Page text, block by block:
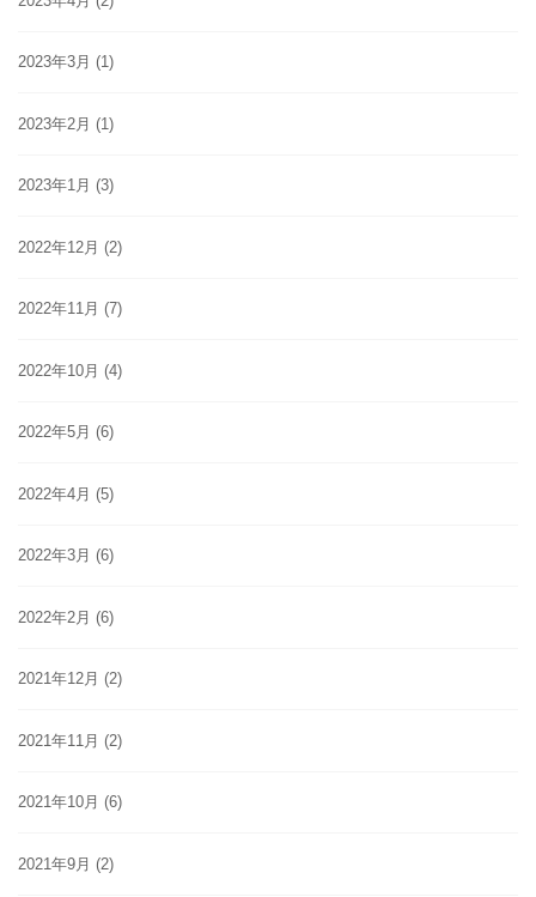
2023年3月 (1)
2023年2月 (1)
2023年1月 (3)
2022年12月 (2)
2022年11月 (7)
2022年10月 (4)
2022年5月 (6)
2022年4月 (5)
2022年3月 (6)
2022年2月 (6)
2021年12月 (2)
2021年11月 (2)
2021年10月 (6)
2021年9月 (2)